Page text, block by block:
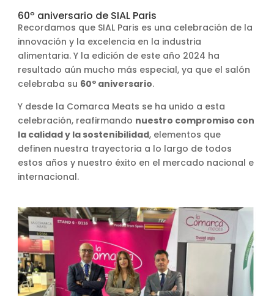
60º aniversario de SIAL Paris
Recordamos que SIAL Paris es una celebración de la
innovación y la excelencia en la industria
alimentaria. Y la edición de este año 2024 ha
resultado aún mucho más especial, ya que el salón
celebraba su 60º aniversario.
Y desde la Comarca Meats se ha unido a esta
celebración, reafirmando nuestro compromiso con
la calidad y la sostenibilidad, elementos que
definen nuestra trayectoria a lo largo de todos
estos años y nuestro éxito en el mercado nacional e
internacional.